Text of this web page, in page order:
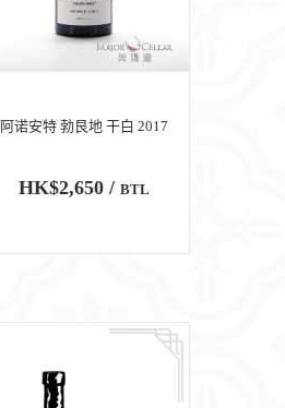
阿诺安特 勃艮地 干白 2017
HK$2,650 / BTL